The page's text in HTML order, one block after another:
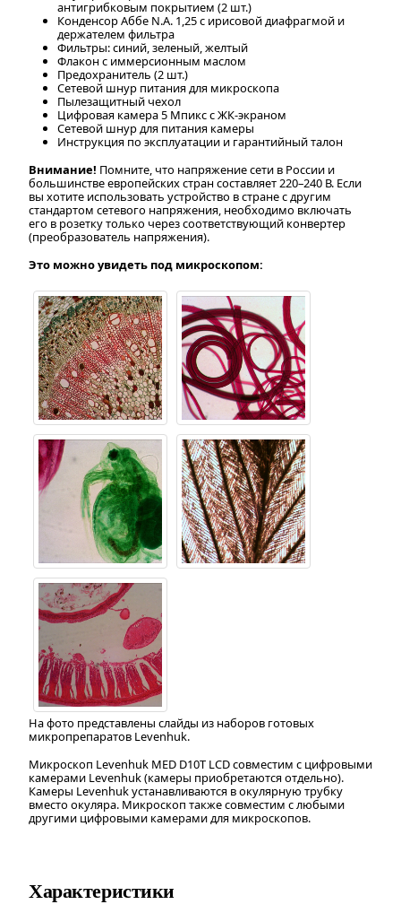
антигрибковым покрытием (2 шт.)
Конденсор Аббе N.A. 1,25 с ирисовой диафрагмой и
держателем фильтра
Фильтры: синий, зеленый, желтый
Флакон с иммерсионным маслом
Предохранитель (2 шт.)
Сетевой шнур питания для микроскопа
Пылезащитный чехол
Цифровая камера 5 Мпикс с ЖК-экраном
Сетевой шнур для питания камеры
Инструкция по эксплуатации и гарантийный талон
Внимание! Помните, что напряжение сети в России и
большинстве европейских стран составляет 220–240 В. Если
вы хотите использовать устройство в стране с другим
стандартом сетевого напряжения, необходимо включать
его в розетку только через соответствующий конвертер
(преобразователь напряжения).
Это можно увидеть под микроскопом:
На фото представлены слайды из наборов готовых
микропрепаратов Levenhuk.
Микроскоп Levenhuk MED D10T LCD совместим с цифровыми
камерами Levenhuk (камеры приобретаются отдельно).
Камеры Levenhuk устанавливаются в окулярную трубку
вместо окуляра. Микроскоп также совместим с любыми
другими цифровыми камерами для микроскопов.
Характеристики